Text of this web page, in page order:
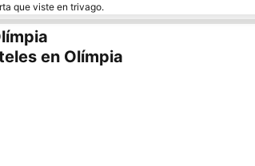
que viste en trivago.
en Olímpia